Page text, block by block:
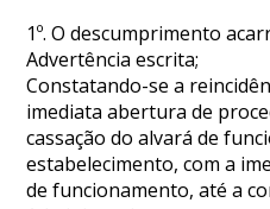
1º. O descumprimento
Advertência escrita;
Constatando-se a
imediata abertura de
cassação do alvará de
estabelecimento, com a
de funcionamento, até a